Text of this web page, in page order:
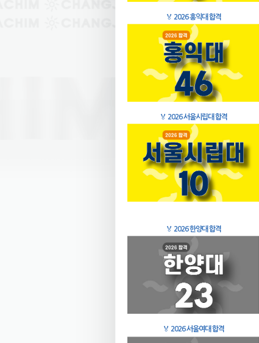
🏅 2026 홍익대 합격
🏅 2026 서울시립대 합격
🏅 2026 한양대 합격
🏅 2026 서울여대 합격